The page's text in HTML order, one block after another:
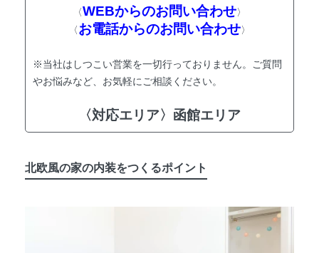
〈WEBからのお問い合わせ〉
〈お電話からのお問い合わせ〉
※当社はしつこい営業を一切行っておりません。ご質問
やお悩みなど、お気軽にご相談ください。
〈対応エリア〉函館エリア
北欧風の家の内装をつくるポイント